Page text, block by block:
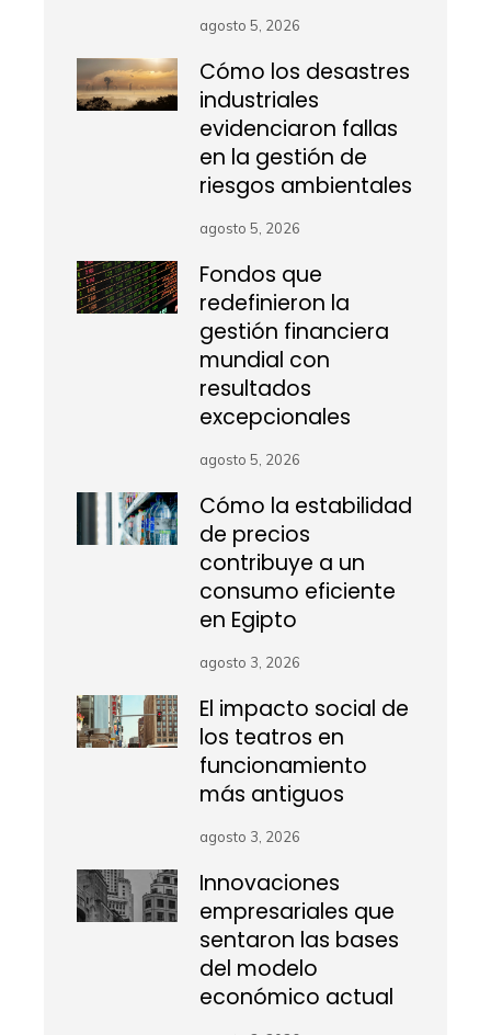
agosto 5, 2026
Cómo los desastres
industriales
evidenciaron fallas
en la gestión de
riesgos ambientales
agosto 5, 2026
Fondos que
redefinieron la
gestión financiera
mundial con
resultados
excepcionales
agosto 5, 2026
Cómo la estabilidad
de precios
contribuye a un
consumo eficiente
en Egipto
agosto 3, 2026
El impacto social de
los teatros en
funcionamiento
más antiguos
agosto 3, 2026
Innovaciones
empresariales que
sentaron las bases
del modelo
económico actual